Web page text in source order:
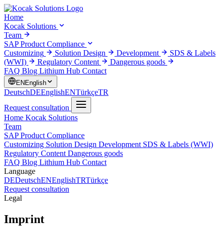
Home
Kocak Solutions
Team
SAP Product Compliance
Customizing
Solution Design Development
SDS & Labels
(WWI)
Regulatory Content
Dangerous goods
FAQ Blog Lithium Hub Contact
EN English
DeutschDEEnglishENTürkçeTR
Request consultation
Home Kocak Solutions
Team
SAP Product Compliance
Customizing Solution Design Development SDS & Labels (WWI)
Regulatory Content Dangerous goods
FAQ Blog Lithium Hub Contact
Language
DEDeutschENEnglishTRTürkçe
Request consultation
Legal
Imprint